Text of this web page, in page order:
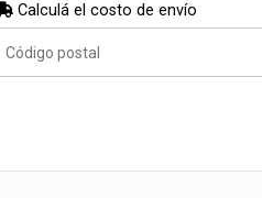
Calculá el costo de envío